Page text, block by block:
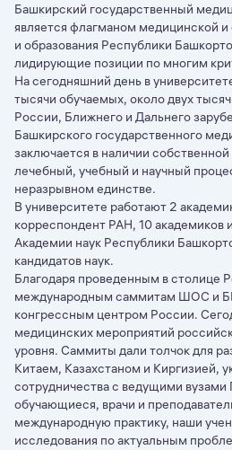
Башкирский государственный
является флагманом медицинской
и образования Республики
лидирующие позиции по многим
На сегодняшний день в
тысячи обучаемых, около двух
России, Ближнего и Дальнего
Башкирского государственного
заключается в наличии
лечебный, учебный и научный
неразрывном единстве.
В университете работают 2
корреспондент РАН, 10 академиков
Академии наук Республики
кандидатов наук.
Благодаря проведенным в столице
международным саммитам ШОС и
конгрессным центром России.
медицинских мероприятий
уровня. Саммиты дали толчок для
Китаем, Казахстаном и Киргизией,
сотрудничества с ведущими
обучающиеся, врачи и
международную практику, наши
исследования по актуальным